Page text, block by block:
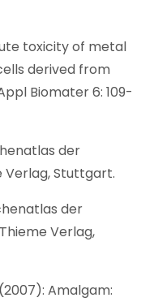
toxicity of metal
derived from
Biomater 6: 109-
der
Verlag, Stuttgart.
der
Verlag,
(2007): Amalgam: